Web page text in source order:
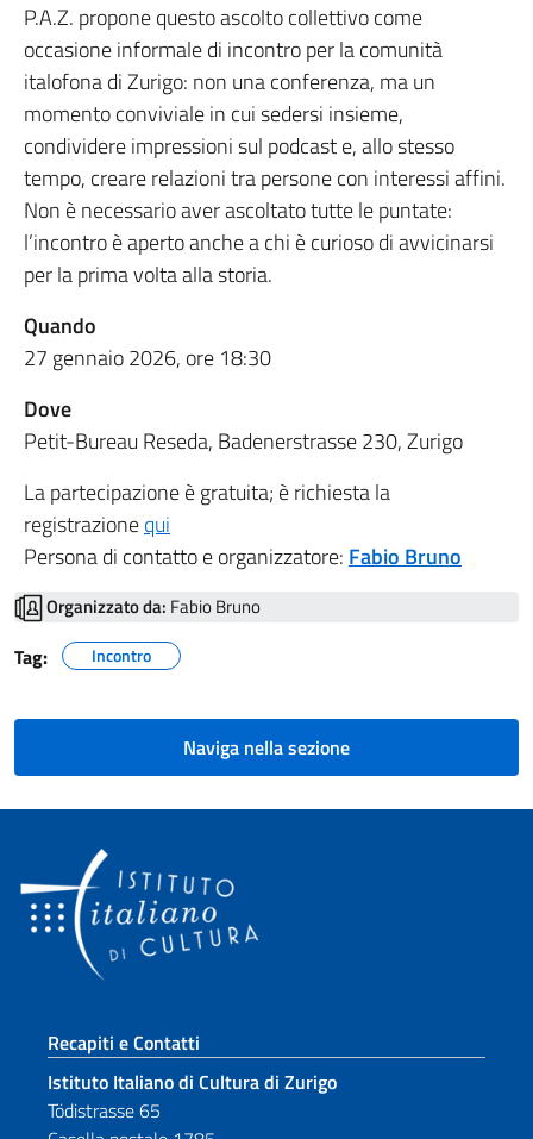
P.A.Z. propone questo ascolto collettivo come
occasione informale di incontro per la comunità
italofona di Zurigo: non una conferenza, ma un
momento conviviale in cui sedersi insieme,
condividere impressioni sul podcast e, allo stesso
tempo, creare relazioni tra persone con interessi affini.
Non è necessario aver ascoltato tutte le puntate:
l’incontro è aperto anche a chi è curioso di avvicinarsi
per la prima volta alla storia.
Quando
27 gennaio 2026, ore 18:30
Dove
Petit-Bureau Reseda, Badenerstrasse 230, Zurigo
La partecipazione è gratuita; è richiesta la
registrazionequi
Persona di contatto e organizzatore: Fabio Bruno
Organizzato da: Fabio Bruno
Tag: Incontro
Naviga nella sezione
Sezione footer
Recapiti e Contatti
Istituto Italiano di Cultura di Zurigo
Tödistrasse 65